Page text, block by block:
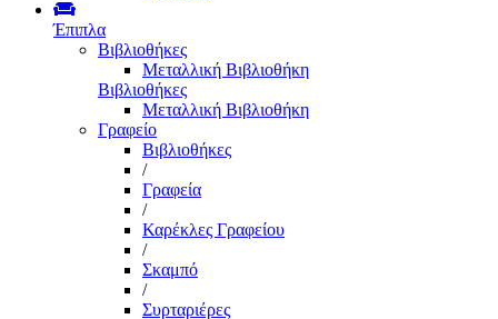
Έπιπλα
Βιβλιοθήκες
Μεταλλική Βιβλιοθήκη
Βιβλιοθήκες
Μεταλλική Βιβλιοθήκη
Γραφείο
Βιβλιοθήκες
/
Γραφεία
/
Καρέκλες Γραφείου
/
Σκαμπό
/
Συρταριέρες